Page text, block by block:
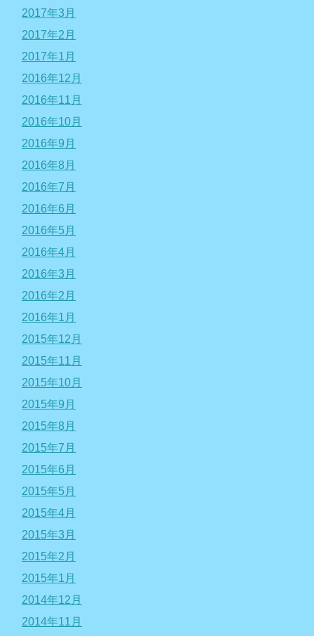
2017年3月
2017年2月
2017年1月
2016年12月
2016年11月
2016年10月
2016年9月
2016年8月
2016年7月
2016年6月
2016年5月
2016年4月
2016年3月
2016年2月
2016年1月
2015年12月
2015年11月
2015年10月
2015年9月
2015年8月
2015年7月
2015年6月
2015年5月
2015年4月
2015年3月
2015年2月
2015年1月
2014年12月
2014年11月